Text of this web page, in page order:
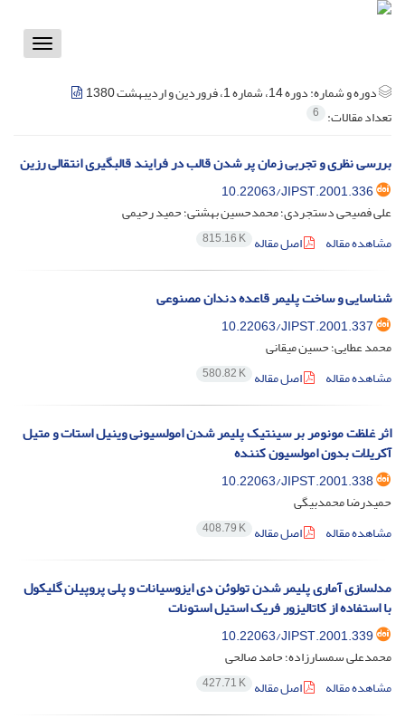
Toggle
دوره و شماره:دوره 14، شماره 1، فروردین و اردیبهشت 1380
تعداد مقالات: 6
بررسی نظری و تجربی زمان پر شدن قالب در فرایند قالبگیری انتقالی رزین
10.22063/JIPST.2001.336
علی فصیحی دستجردی؛ محمدحسین بهشتی؛ حمید رحیمی
مشاهده مقاله
اصل مقاله 815.16 K
شناسایی و ساخت پلیمر قاعده دندان مصنوعی
10.22063/JIPST.2001.337
محمد عطایی؛ حسین میقانی
مشاهده مقاله
اصل مقاله 580.82 K
اثر غلظت مونومر بر سینتیک پلیمر شدن امولسیونی وینیل استات و متیل
آکریلات بدون امولسیون کننده
10.22063/JIPST.2001.338
حمیدرضا محمدبیگی
مشاهده مقاله
اصل مقاله 408.79 K
مدلسازی آماری پلیمر شدن تولوئن دی ایزوسیانات و پلی پروپیلن گلیکول
با استفاده از کاتالیزور فریک استیل استونات
10.22063/JIPST.2001.339
محمدعلی سمسارزاده؛ حامد صالحی
مشاهده مقاله
اصل مقاله 427.71 K